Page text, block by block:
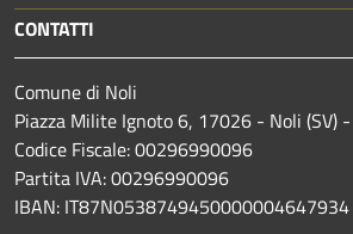
CONTATTI
Comune di Noli
Piazza Milite Ignoto 6, 17026 - Noli (SV)
Codice Fiscale: 00296990096
Partita IVA: 00296990096
IBAN: IT87N0538749450000004647934